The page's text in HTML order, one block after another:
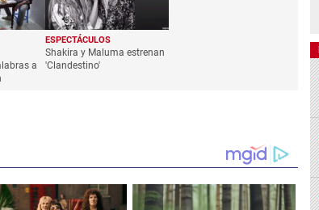
a
ESPECTÁCULOS
Shakira y Maluma estrenan
'Clandestino'